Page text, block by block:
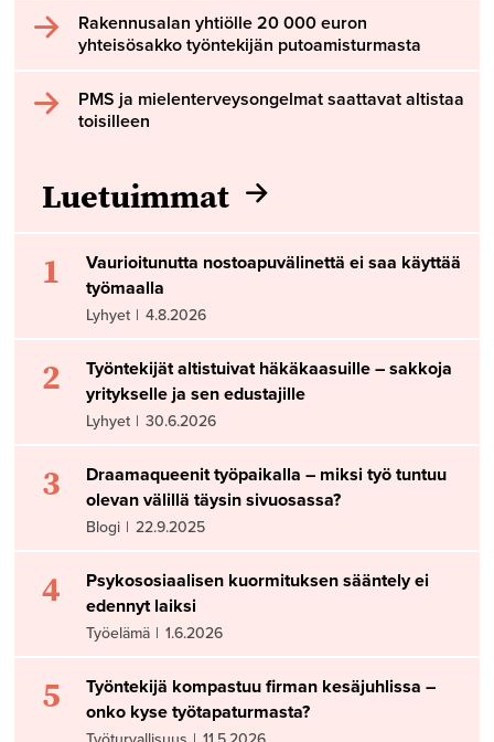
Rakennusalan yhtiölle 20 000 euron
yhteisösakko työntekijän putoamisturmasta
PMS ja mielenterveysongelmat saattavat altistaa
toisilleen
Luetuimmat
1
Vaurioitunutta nostoapuvälinettä ei saa käyttää
työmaalla
Lyhyet | 4.8.2026
2
Työntekijät altistuivat häkäkaasuille – sakkoja
yritykselle ja sen edustajille
Lyhyet | 30.6.2026
3
Draamaqueenit työpaikalla – miksi työ tuntuu
olevan välillä täysin sivuosassa?
Blogi | 22.9.2025
4
Psykososiaalisen kuormituksen sääntely ei
edennyt laiksi
Työelämä | 1.6.2026
5
Työntekijä kompastuu firman kesäjuhlissa –
onko kyse työtapaturmasta?